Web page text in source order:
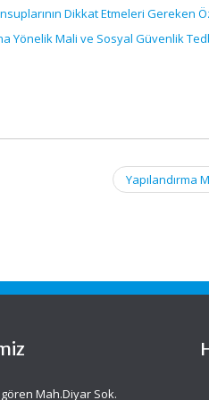
Dikkat Etmeleri Gereken
Yönelik Mali ve Sosyal Güvenlik
Yapılandırma
Mah.Diyar Sok.